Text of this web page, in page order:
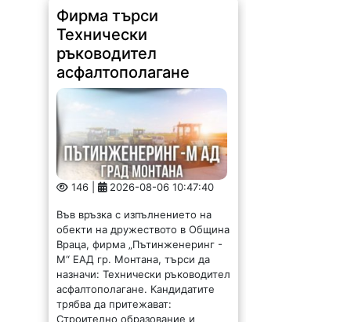
асфалтополагане
146 | 2026-08-06 10:47:40
Във връзка с изпълнението на
обекти на дружеството в Община
Враца, фирма „Пътинженеринг -
М“ ЕАД гр. Монтана, търси да
назначи: Технически ръководител
асфалтополагане. Кандидатите
трябва да притежават:
Строително образование и
квалификация за...